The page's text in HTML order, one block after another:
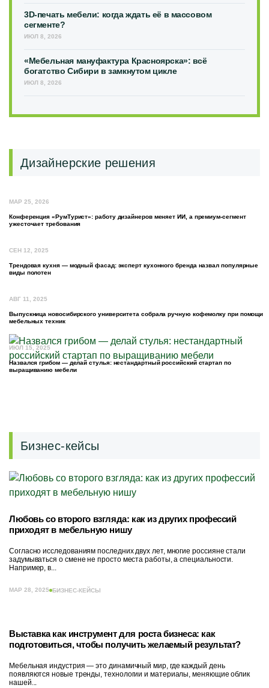
3D-печать мебели: когда ждать её в массовом
сегменте?
ИЮЛ 8, 2026
«Мебельная мануфактура Красноярска»: всё
богатство Сибири в замкнутом цикле
ИЮЛ 8, 2026
Дизайнерские решения
МАР 25, 2026
Конференция «РумТурист»: работу дизайнеров меняет ИИ, а премиум-сегмент
ужесточает требования
СЕН 12, 2025
Трендовая кухня — модный фасад: эксперт кухонного бренда назвал популярные
виды полотен
АВГ 11, 2025
Выпускница новосибирского университета собрала ручную кофемолку при помощи
мебельных техник
ИЮЛ 15, 2025
Назвался грибом — делай стулья: нестандартный российский стартап по
выращиванию мебели
Бизнес-кейсы
Любовь со второго взгляда: как из других профессий
приходят в мебельную нишу
Согласно исследованиям последних двух лет, многие россияне стали
задумываться о смене не просто места работы, а специальности.
Например, в...
МАР 28, 2025 БИЗНЕС-КЕЙСЫ
Выставка как инструмент для роста бизнеса: как
подготовиться, чтобы получить желаемый результат?
Мебельная индустрия — это динамичный мир, где каждый день
появляются новые тренды, технологии и материалы, меняющие облик
нашей...